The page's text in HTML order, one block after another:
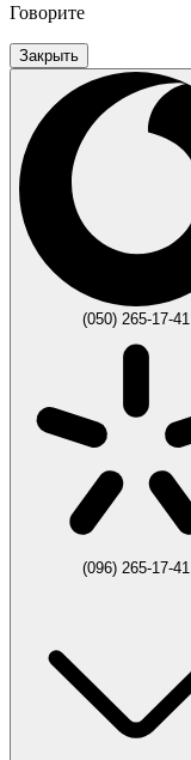
Говорите
Закрыть
(050) 265-17-41
(096) 265-17-41